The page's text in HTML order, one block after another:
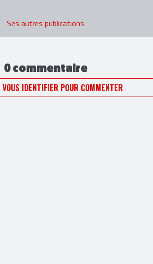
Ses autres publications
0 commentaire
IDENTIFIER POUR COMMENTER